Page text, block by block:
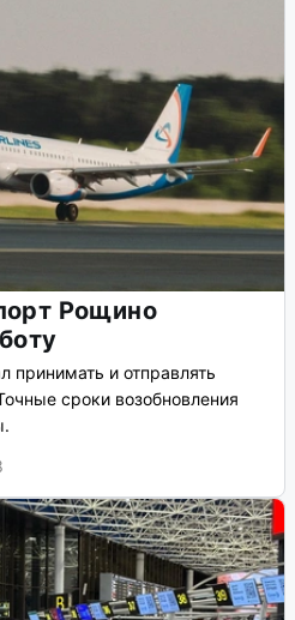
Рощино
принимать и отправлять
сроки возобновления